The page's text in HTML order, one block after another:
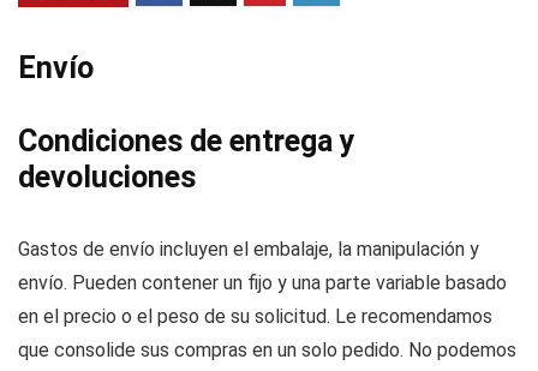
Envío
Condiciones de entrega y
devoluciones
Gastos de envío incluyen el embalaje, la manipulación y
envío. Pueden contener un fijo y una parte variable basado
en el precio o el peso de su solicitud. Le recomendamos
que consolide sus compras en un solo pedido. No podemos